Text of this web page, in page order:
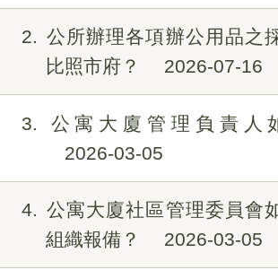
2
公所辦理各項辦公用品之
比照市府？
2026-07-16
3
公寓大廈管理負責人
2026-03-05
4
公寓大廈社區管理委員會
組織報備？
2026-03-05